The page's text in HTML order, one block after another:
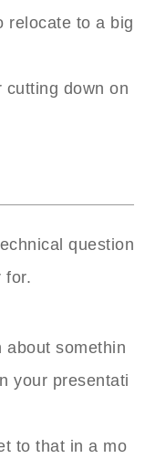
relocate to a big
cutting down on
question
for.
about somethin
your presentati
to that in a mo